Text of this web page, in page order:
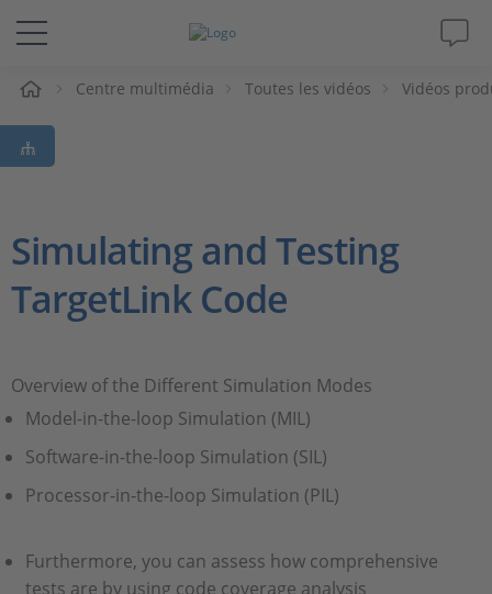
Solutions & Produits
Support
Société
Centre multimédia Toutes les vidéos Vidéos
Simulating and Testing
TargetLink Code
Overview of the Different Simulation Modes
Model-in-the-loop Simulation (MIL)
Software-in-the-loop Simulation (SIL)
Processor-in-the-loop Simulation (PIL)
Furthermore, you can assess how comprehensive
tests are by using code coverage analysis